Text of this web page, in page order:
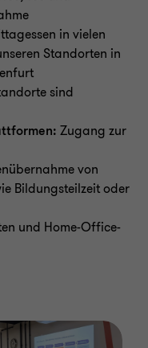
in vielen
Standorten in
sind
Zugang zur
von
Bildungsteilzeit oder
und Home-Office-